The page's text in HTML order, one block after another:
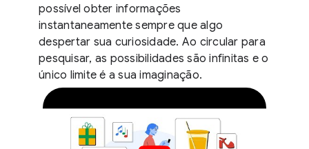
possível obter informações
instantaneamente sempre que algo
despertar sua curiosidade. Ao circular para
pesquisar, as possibilidades são infinitas e o
único limite é a sua imaginação.